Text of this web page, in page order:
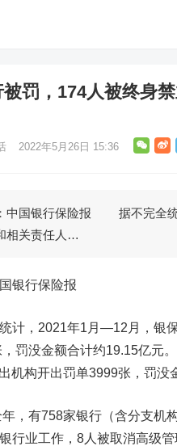
罚，174人被终身
2022年5月26日 15:36
国银行保险报 据不完全统
相关责任人…
银行保险报
，2021年1月—12月，银保
， 罚没金额合计约19.15亿元
出机构开出罚单3999张 ，罚没
，有758家银行（含分支机构
行业工作，8人被取消高级管